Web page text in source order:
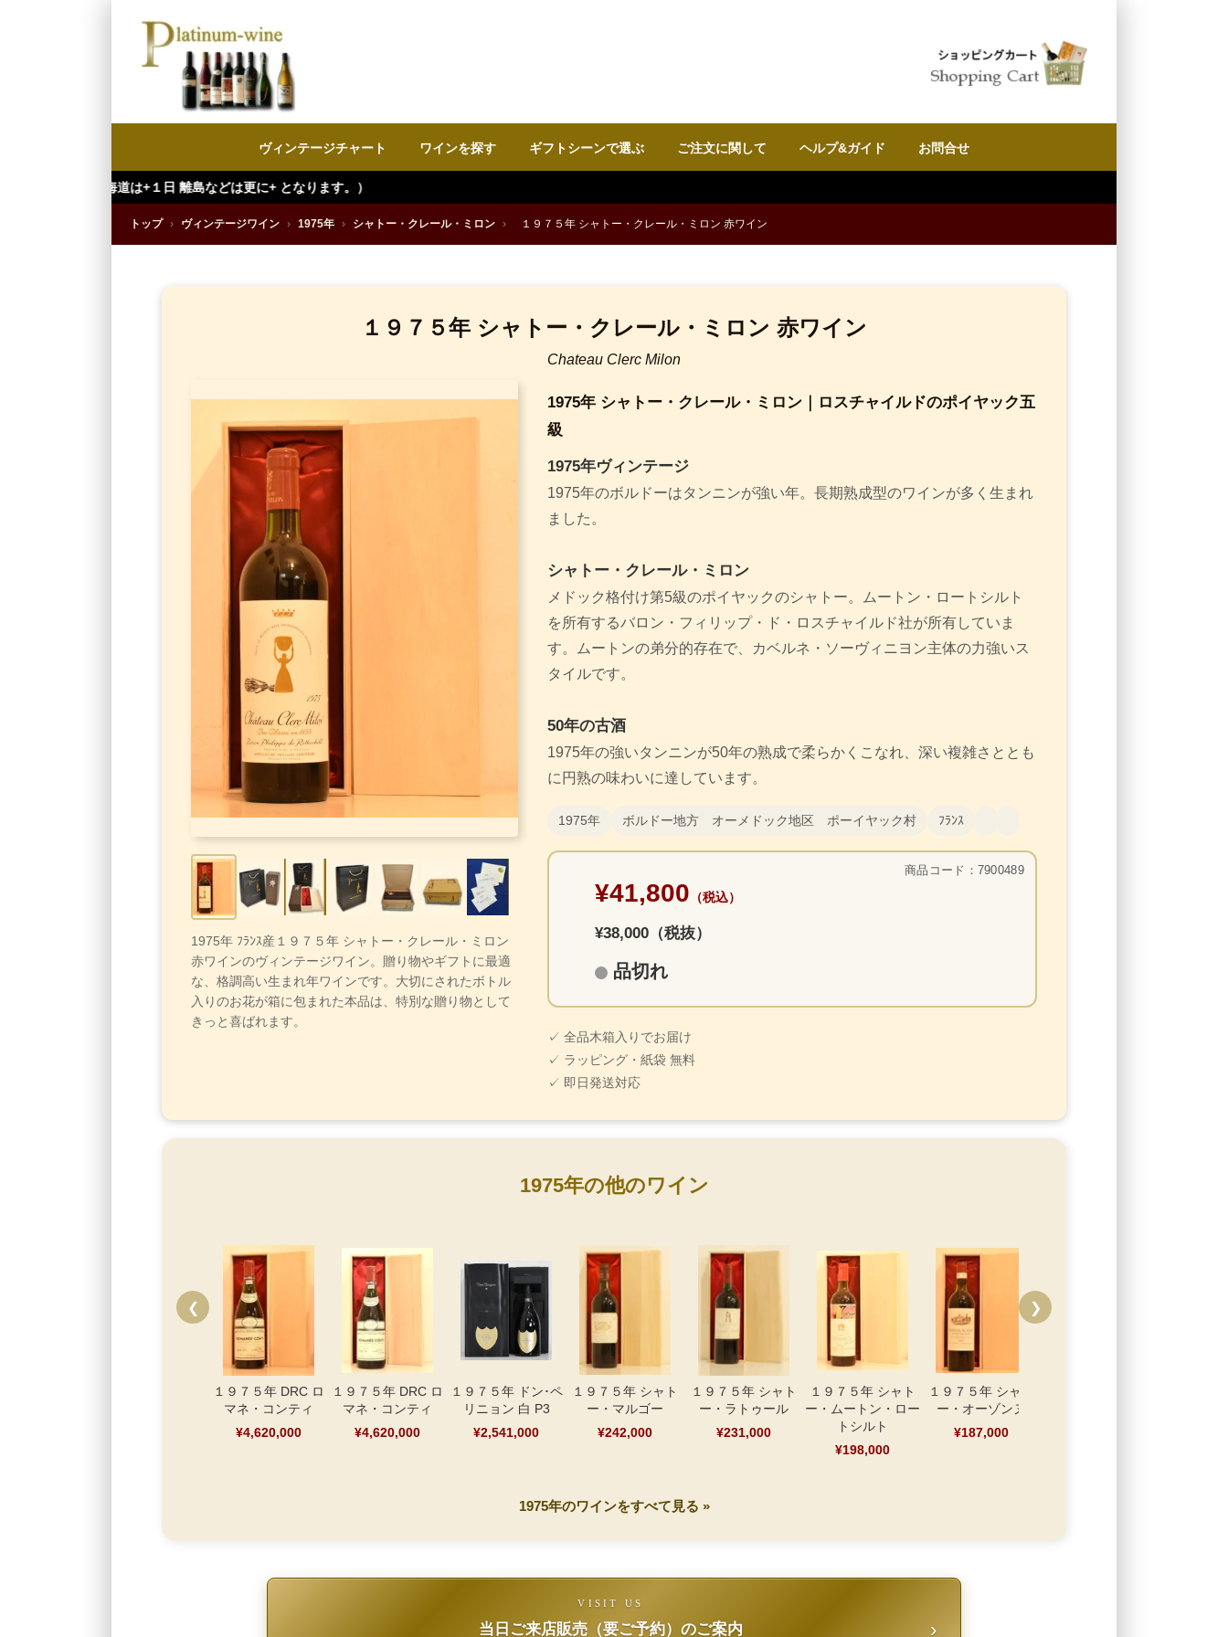
ヴィンテージチャート ワインを探す ギフトシーンで選ぶ ご注文に関して ヘルプ&ガイド お問合せ
離島などは更に+ となります。）
トップ › ヴィンテージワイン › 1975年 › シャトー・クレール・ミロン › １９７５年 シャトー・クレール・ミロン 赤ワイン
１９７５年 シャトー・クレール・ミロン 赤ワイン
Chateau Clerc Milon
1975年 ﾌﾗﾝｽ産１９７５年 シャトー・クレール・ミロン
赤ワインのヴィンテージワイン。贈り物やギフトに最適
な、格調高い生まれ年ワインです。大切にされたボトル
入りのお花が箱に包まれた本品は、特別な贈り物として
きっと喜ばれます。
1975年 シャトー・クレール・ミロン｜ロスチャイルドのポイヤック五
級
1975年ヴィンテージ
1975年のボルドーはタンニンが強い年。長期熟成型のワインが多く生まれ
ました。
シャトー・クレール・ミロン
メドック格付け第5級のポイヤックのシャトー。ムートン・ロートシルト
を所有するバロン・フィリップ・ド・ロスチャイルド社が所有していま
す。ムートンの弟分的存在で、カベルネ・ソーヴィニヨン主体の力強いス
タイルです。
50年の古酒
1975年の強いタンニンが50年の熟成で柔らかくこなれ、深い複雑さととも
に円熟の味わいに達しています。
1975年 ボルドー地方 オーメドック地区 ポーイヤック村 ﾌﾗﾝｽ
商品コード：7900489
¥41,800 （税込）
¥38,000（税抜）
品切れ
✓ 全品木箱入りでお届け
✓ ラッピング・紙袋 無料
✓ 即日発送対応
1975年の他のワイン
❮
１９７５年 DRC ロ
マネ・コンティ
¥4,620,000
１９７５年 DRC ロ
マネ・コンティ
¥4,620,000
１９７５年 ドン･ペ
リニョン 白 P3
¥2,541,000
１９７５年 シャト
ー・マルゴー
¥242,000
１９７５年 シャト
ー・ラトゥール
¥231,000
１９７５年 シャト
ー・ムートン・ロー
トシルト
¥198,000
１９７５年 シャト
ー・オーゾンヌ
¥187,000
❯
1975年のワインをすべて見る »
VISIT US
当日ご来店販売（要ご予約）のご案内 ›